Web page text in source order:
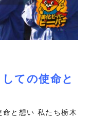
ての使命と
と想い 私たち栃木